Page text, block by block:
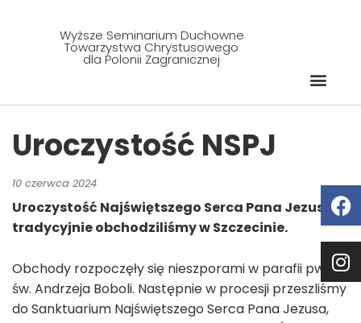
Wyższe Seminarium Duchowne
Towarzystwa Chrystusowego
dla Polonii Zagranicznej
Uroczystość NSPJ
10 czerwca 2024
Uroczystość Najświętszego Serca Pana Jezusa
tradycyjnie obchodziliśmy w Szczecinie.
Obchody rozpoczęły się nieszporami w parafii pw.
św. Andrzeja Boboli. Następnie w procesji przeszliśmy
do Sanktuarium Najświętszego Serca Pana Jezusa,